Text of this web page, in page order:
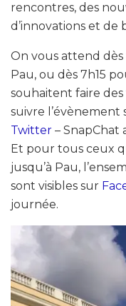
rencontres, des
d’innovations et de
On vous attend
Pau, ou dès 7h15
souhaitent faire des
suivre l’évènement
Twitter – SnapChat
Et pour tous ceux
jusqu’à Pau,
sont visibles sur
journée.